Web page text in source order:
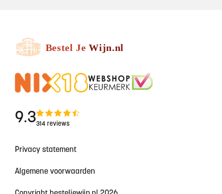
9.3314 reviews
Privacy statement
Algemene voorwaarden